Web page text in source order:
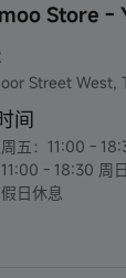
Store -
Street West,
间
五：11:00 -
- 18:30 周
日休息